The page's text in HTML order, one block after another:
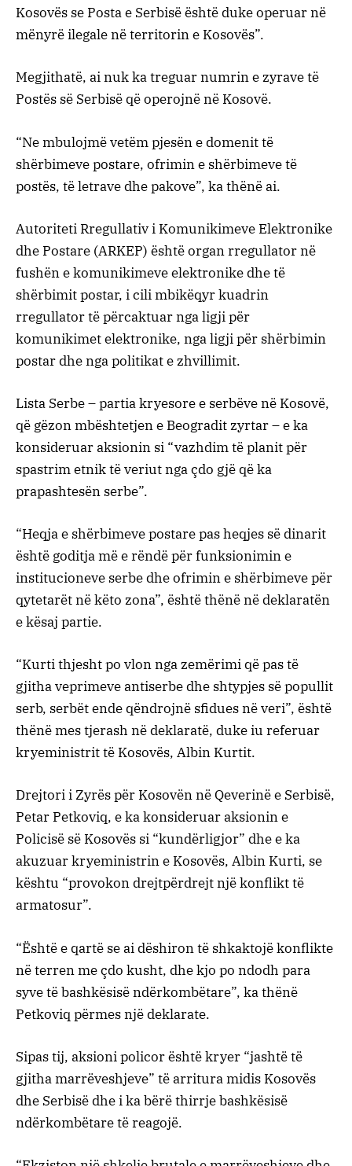
Kosovës se Posta e Serbisë është duke operuar në
mënyrë ilegale në territorin e Kosovës”.
Megjithatë, ai nuk ka treguar numrin e zyrave të
Postës së Serbisë që operojnë në Kosovë.
“Ne mbulojmë vetëm pjesën e domenit të
shërbimeve postare, ofrimin e shërbimeve të
postës, të letrave dhe pakove”, ka thënë ai.
Autoriteti Rregullativ i Komunikimeve Elektronike
dhe Postare (ARKEP) është organ rregullator në
fushën e komunikimeve elektronike dhe të
shërbimit postar, i cili mbikëqyr kuadrin
rregullator të përcaktuar nga ligji për
komunikimet elektronike, nga ligji për shërbimin
postar dhe nga politikat e zhvillimit.
Lista Serbe – partia kryesore e serbëve në Kosovë,
që gëzon mbështetjen e Beogradit zyrtar – e ka
konsideruar aksionin si “vazhdim të planit për
spastrim etnik të veriut nga çdo gjë që ka
prapashtesën serbe”.
“Heqja e shërbimeve postare pas heqjes së dinarit
është goditja më e rëndë për funksionimin e
institucioneve serbe dhe ofrimin e shërbimeve për
qytetarët në këto zona”, është thënë në deklaratën
e kësaj partie.
“Kurti thjesht po vlon nga zemërimi që pas të
gjitha veprimeve antiserbe dhe shtypjes së popullit
serb, serbët ende qëndrojnë sfidues në veri”, është
thënë mes tjerash në deklaratë, duke iu referuar
kryeministrit të Kosovës, Albin Kurtit.
Drejtori i Zyrës për Kosovën në Qeverinë e Serbisë,
Petar Petkoviq, e ka konsideruar aksionin e
Policisë së Kosovës si “kundërligjor” dhe e ka
akuzuar kryeministrin e Kosovës, Albin Kurti, se
kështu “provokon drejtpërdrejt një konflikt të
armatosur”.
“Është e qartë se ai dëshiron të shkaktojë konflikte
në terren me çdo kusht, dhe kjo po ndodh para
syve të bashkësisë ndërkombëtare”, ka thënë
Petkoviq përmes një deklarate.
Sipas tij, aksioni policor është kryer “jashtë të
gjitha marrëveshjeve” të arritura midis Kosovës
dhe Serbisë dhe i ka bërë thirrje bashkësisë
ndërkombëtare të reagojë.